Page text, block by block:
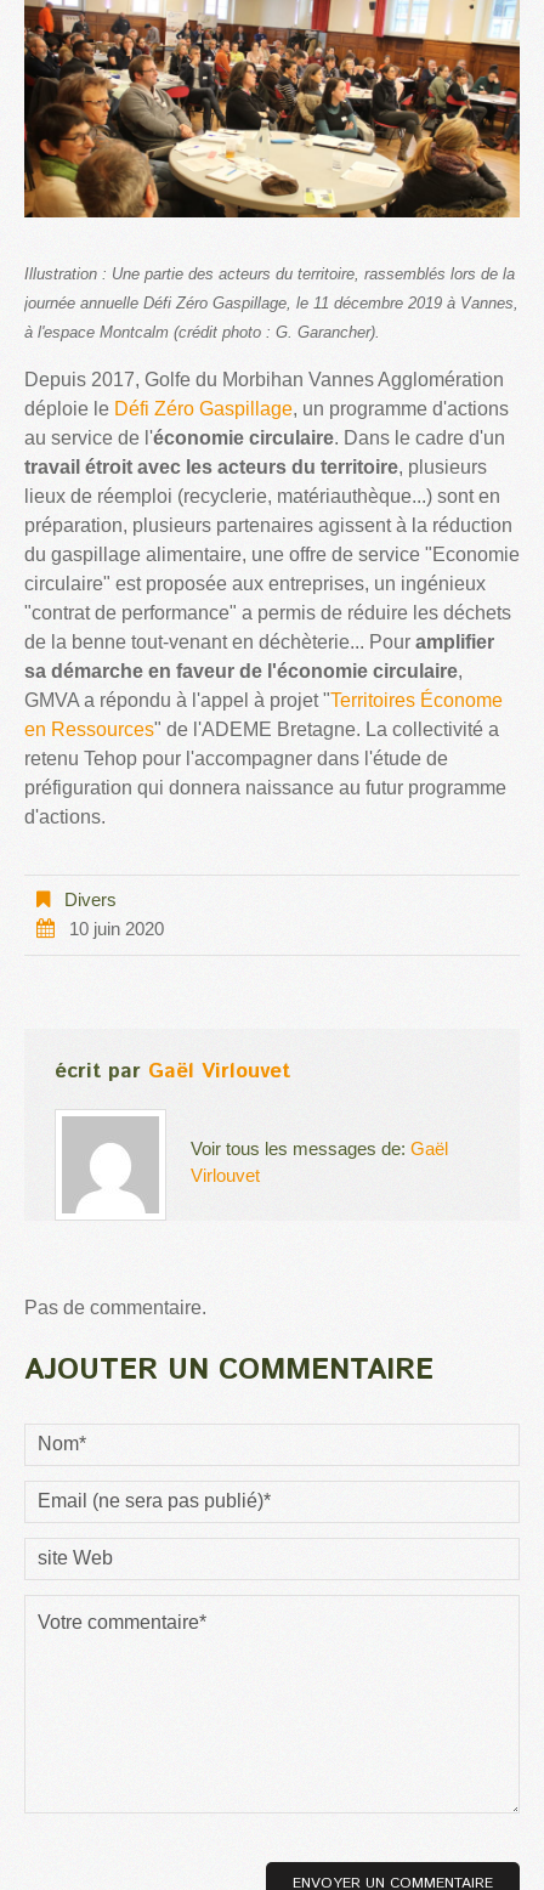
Illustration : Une partie des acteurs du territoire, rassemblés lors de la
journée annuelle Défi Zéro Gaspillage, le 11 décembre 2019 à Vannes,
à l'espace Montcalm (crédit photo : G. Garancher).
Depuis 2017, Golfe du Morbihan Vannes Agglomération
déploie le Défi Zéro Gaspillage, un programme d'actions
au service de l'économie circulaire. Dans le cadre d'un
travail étroit avec les acteurs du territoire, plusieurs
lieux de réemploi (recyclerie, matériauthèque...) sont en
préparation, plusieurs partenaires agissent à la réduction
du gaspillage alimentaire, une offre de service "Economie
circulaire" est proposée aux entreprises, un ingénieux
"contrat de performance" a permis de réduire les déchets
de la benne tout-venant en déchèterie... Pour amplifier
sa démarche en faveur de l'économie circulaire,
GMVA a répondu à l'appel à projet "Territoires Économe
en Ressources" de l'ADEME Bretagne. La collectivité a
retenu Tehop pour l'accompagner dans l'étude de
préfiguration qui donnera naissance au futur programme
d'actions.
Divers
10 juin 2020
écrit par Gaël Virlouvet
Voir tous les messages de: Gaël
Virlouvet
Pas de commentaire.
AJOUTER UN COMMENTAIRE